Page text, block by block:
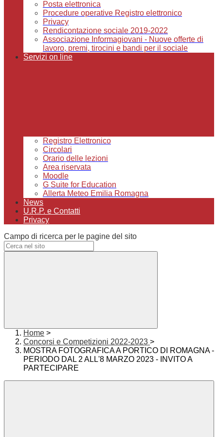
Posta elettronica
Procedure operative Registro elettronico
Privacy
Rendicontazione sociale 2019-2022
Associazione Informagiovani - Nuove offerte di
lavoro, premi, tirocini e bandi per il sociale
Servizi on line
Registro Elettronico
Circolari
Orario delle lezioni
Area riservata
Moodle
G Suite for Education
Allerta Meteo Emilia Romagna
News
U.R.P. e Contatti
Privacy
Campo di ricerca per le pagine del sito
Home >
Concorsi e Competizioni 2022-2023 >
MOSTRA FOTOGRAFICA A PORTICO DI ROMAGNA -
PERIODO DAL 2 ALL'8 MARZO 2023 - INVITO A
PARTECIPARE